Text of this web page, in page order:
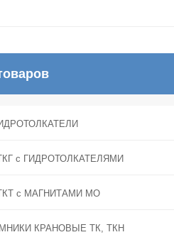
с ГИДРОТОЛКАТЕЛЯМИ
с МАГНИТАМИ МО
КРАНОВЫЕ ТК, ТКН